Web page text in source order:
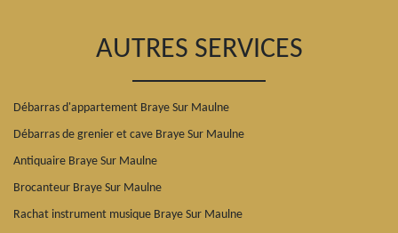
AUTRES SERVICES
Débarras d'appartement Braye Sur Maulne
Débarras de grenier et cave Braye Sur Maulne
Antiquaire Braye Sur Maulne
Brocanteur Braye Sur Maulne
Rachat instrument musique Braye Sur Maulne